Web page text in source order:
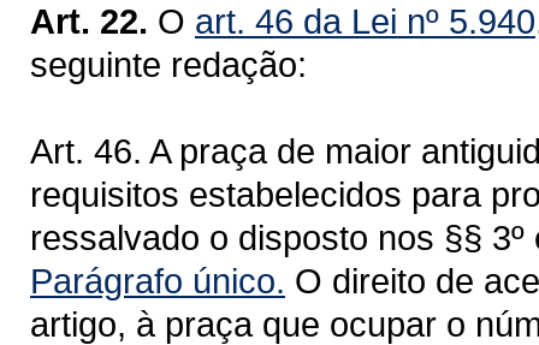
Art. 22. O art. 46 da Lei nº
seguinte redação:
Art. 46. A praça de maior
requisitos estabelecidos para
ressalvado o disposto nos §§
Parágrafo único. O direito de
artigo, à praça que ocupar o